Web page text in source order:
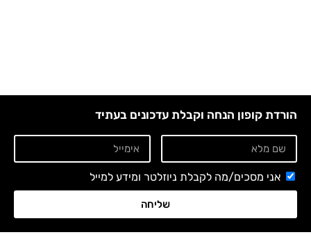
הורדת קופון הנחה וקבלת עדכונים בעתיד
אני מסכים/מה לקבלת ניוזלטר ומידע למייל
שליחה